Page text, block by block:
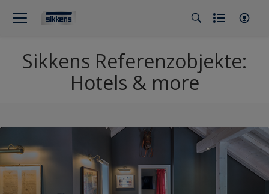
Sikkens Referenzobjekte:
Hotels & more